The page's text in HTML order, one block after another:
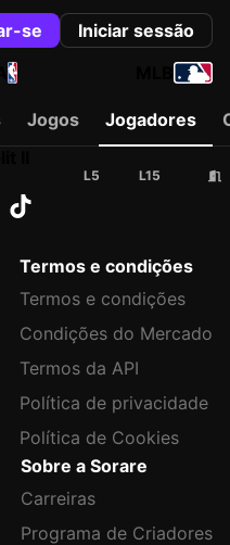
se
Iniciar sessão
Jogos Jogadores
L5 L15
Termos e condições
Termos e condições
Condições do Mercado
Termos da API
Política de privacidade
Política de Cookies
Sobre a Sorare
Carreiras
Programa de Criadores